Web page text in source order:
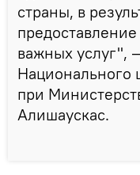
страны, в
важных услуг",
Национального
при
Алишаускас.